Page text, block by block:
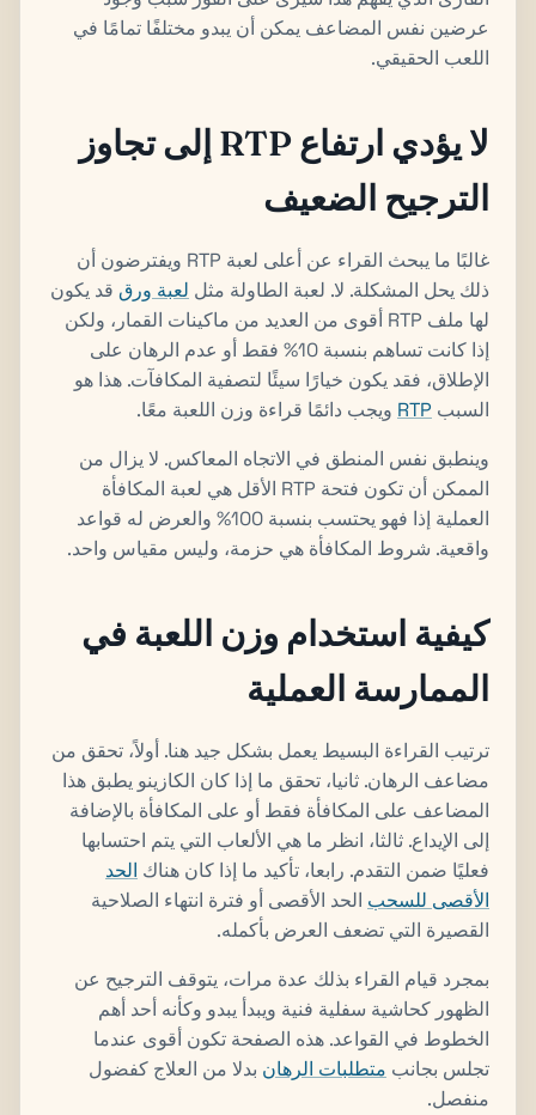
عرضين نفس المضاعف يمكن أن يبدو مختلفًا تمامًا في
اللعب الحقيقي.
لا يؤدي ارتفاع RTP إلى تجاوز
الترجيح الضعيف
غالبًا ما يبحث القراء عن أعلى لعبة RTP ويفترضون أن
ذلك يحل المشكلة. لا. لعبة الطاولة مثل لعبة ورق قد يكون
لها ملف RTP أقوى من العديد من ماكينات القمار، ولكن
إذا كانت تساهم بنسبة 10% فقط أو عدم الرهان على
الإطلاق، فقد يكون خيارًا سيئًا لتصفية المكافآت. هذا هو
السبب RTP ويجب دائمًا قراءة وزن اللعبة معًا.
وينطبق نفس المنطق في الاتجاه المعاكس. لا يزال من
الممكن أن تكون فتحة RTP الأقل هي لعبة المكافأة
العملية إذا فهو يحتسب بنسبة 100% والعرض له قواعد
واقعية. شروط المكافأة هي حزمة، وليس مقياس واحد.
كيفية استخدام وزن اللعبة في
الممارسة العملية
ترتيب القراءة البسيط يعمل بشكل جيد هنا. أولاً، تحقق من
مضاعف الرهان. ثانيا، تحقق ما إذا كان الكازينو يطبق هذا
المضاعف على المكافأة فقط أو على المكافأة بالإضافة
إلى الإيداع. ثالثا، انظر ما هي الألعاب التي يتم احتسابها
فعليًا ضمن التقدم. رابعا، تأكيد ما إذا كان هناك الحد
الأقصى للسحب الحد الأقصى أو فترة انتهاء الصلاحية
القصيرة التي تضعف العرض بأكمله.
بمجرد قيام القراء بذلك عدة مرات، يتوقف الترجيح عن
الظهور كحاشية سفلية فنية ويبدأ يبدو وكأنه أحد أهم
الخطوط في القواعد. هذه الصفحة تكون أقوى عندما
تجلس بجانب متطلبات الرهان بدلا من العلاج كفضول
منفصل.